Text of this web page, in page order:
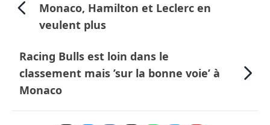
Monaco, Hamilton et Leclerc en
veulent plus
Racing Bulls est loin dans le
classement mais ’sur la bonne voie’ à
Monaco